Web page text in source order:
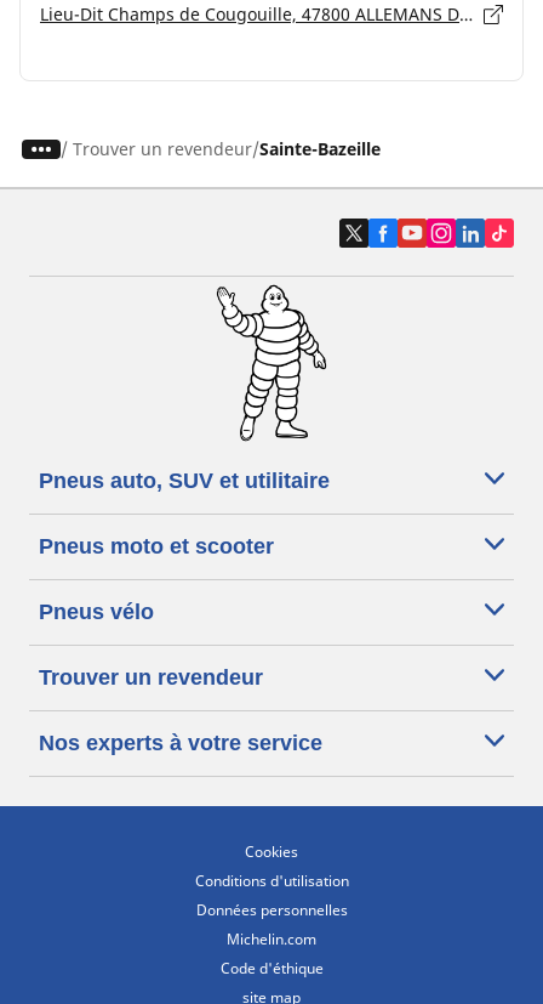
Lieu-Dit Champs de Cougouille, 47800 ALLEMANS DU DROPT
/ Trouver un revendeur Sainte-Bazeille
Pneus auto, SUV et utilitaire
Pneus moto et scooter
Pneus vélo
Trouver un revendeur
Nos experts à votre service
Cookies
Conditions d'utilisation
Données personnelles
Michelin.com
Code d'éthique
site map